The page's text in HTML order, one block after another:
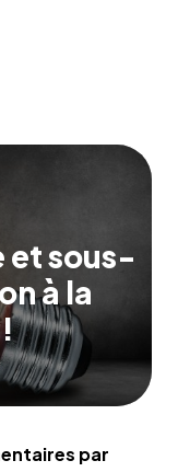
et sous-
à la
par